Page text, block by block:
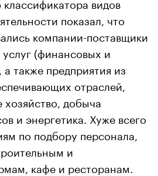
показал, что
компании-поставщики
(финансовых и
также предприятия из
отраслей,
хозяйство, добыча
и энергетика. Хуже всего
по подбору персонала,
и
кафе и ресторанам.